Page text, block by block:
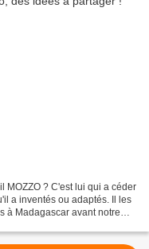
MOZZO ? C'est lui qui a céder
a inventés ou adaptés. Il les
à Madagascar avant notre